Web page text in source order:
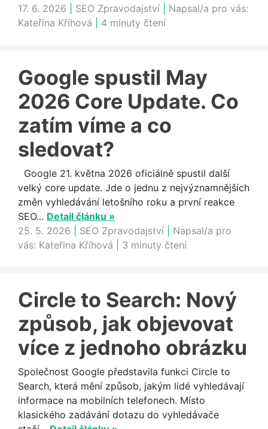
17. 6. 2026 SEO Zpravodajství
Napsal/a pro vás:
Kateřina Kříhová
4 minuty čtení
Google spustil May
2026 Core Update. Co
zatím víme a co
sledovat?
Google 21. května 2026 oficiálně spustil další
velký core update. Jde o jednu z nejvýznamnějších
změn vyhledávání letošního roku a první reakce
SEO... Detail článku »
25. 5. 2026
SEO Zpravodajství
Napsal/a pro
vás: Kateřina Kříhová 3 minuty čtení
Circle to Search: Nový
způsob, jak objevovat
více z jednoho obrázku
Společnost Google představila funkci Circle to
Search, která mění způsob, jakým lidé vyhledávají
informace na mobilních telefonech. Místo
klasického zadávání dotazu do vyhledávače